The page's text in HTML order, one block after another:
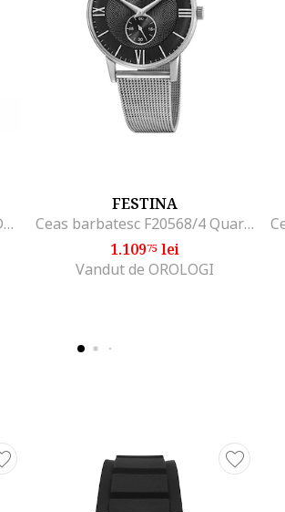
Ceas Barbati, Chronograph DL0028
FESTINA
Ceas barbatesc F20568/4 Quartz Argintiu
1.10975 lei
Vandut de OROLOGI